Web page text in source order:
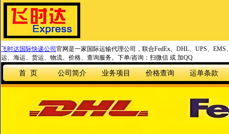
飞时达国际快递公司 官网是一家国际运输代理公司，联合FedEx、DHL、UPS、
运、海运、货运、物流、价格、查询服务。下单/咨询：扫微信 或 加QQ
首 页 公司简介 业务项目 价格查询 运单条款